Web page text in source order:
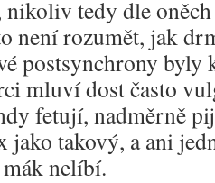
tedy dle
není rozumět, jak
postsynchrony byly
mluví dost často
fetují, nadměrně
jako takový, a ani
nelíbí.